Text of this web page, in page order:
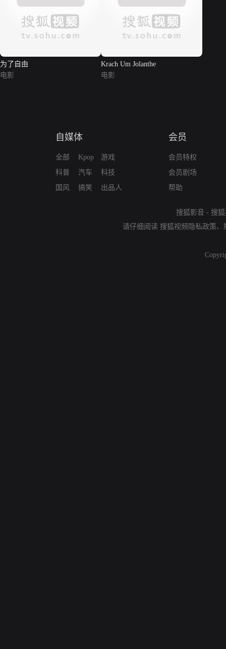
为了自由
电影
Krach Um Jolanthe
电影
自媒体
全部
科普
国风
Kpop
汽车
搞笑
游戏
科技
出品人
会员
会员特权
会员剧场
帮助
搜狐影音 - 搜
请仔细阅读 搜狐视频隐私政策、